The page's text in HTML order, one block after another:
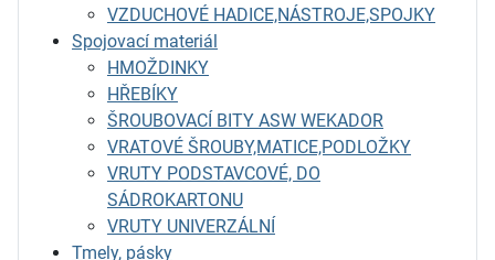
VZDUCHOVÉ HADICE,NÁSTROJE,SPOJKY
Spojovací materiál
HMOŽDINKY
HŘEBÍKY
ŠROUBOVACÍ BITY ASW WEKADOR
VRATOVÉ ŠROUBY,MATICE,PODLOŽKY
VRUTY PODSTAVCOVÉ, DO
SÁDROKARTONU
VRUTY UNIVERZÁLNÍ
Tmely, pásky